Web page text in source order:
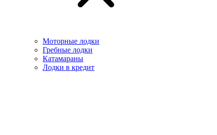
Моторные лодки
Гребные лодки
Катамараны
Лодки в кредит